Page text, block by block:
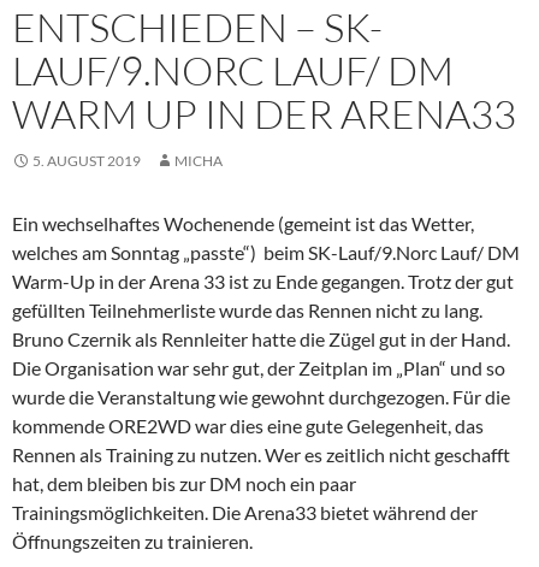
ENTSCHIEDEN – SK-
LAUF/9.NORC LAUF/ DM
WARM UP IN DER ARENA33
5. AUGUST 2019 MICHA
Ein wechselhaftes Wochenende (gemeint ist das Wetter,
welches am Sonntag „passte“) beim SK-Lauf/9.Norc Lauf/ DM
Warm-Up in der Arena 33 ist zu Ende gegangen. Trotz der gut
gefüllten Teilnehmerliste wurde das Rennen nicht zu lang.
Bruno Czernik als Rennleiter hatte die Zügel gut in der Hand.
Die Organisation war sehr gut, der Zeitplan im „Plan“ und so
wurde die Veranstaltung wie gewohnt durchgezogen. Für die
kommende ORE2WD war dies eine gute Gelegenheit, das
Rennen als Training zu nutzen. Wer es zeitlich nicht geschafft
hat, dem bleiben bis zur DM noch ein paar
Trainingsmöglichkeiten. Die Arena33 bietet während der
Öffnungszeiten zu trainieren.